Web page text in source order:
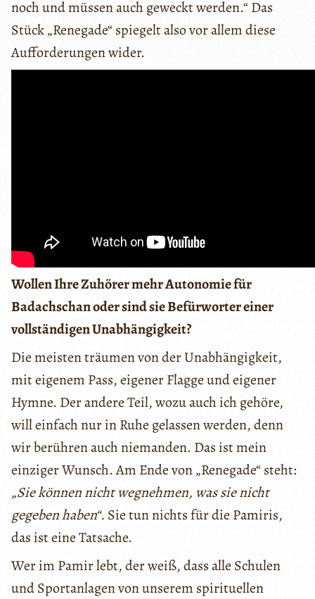
noch und müssen auch geweckt werden.“ Das
Stück „Renegade“ spiegelt also vor allem diese
Aufforderungen wider.
Wollen Ihre Zuhörer mehr Autonomie für
Badachschan oder sind sie Befürworter einer
vollständigen Unabhängigkeit?
Die meisten träumen von der Unabhängigkeit,
mit eigenem Pass, eigener Flagge und eigener
Hymne. Der andere Teil, wozu auch ich gehöre,
will einfach nur in Ruhe gelassen werden, denn
wir berühren auch niemanden. Das ist mein
einziger Wunsch. Am Ende von „Renegade“ steht:
„Sie können nicht wegnehmen, wassie nicht
gegeben haben“. Sie tun nichts für die Pamiris,
das ist eine Tatsache.
Wer im Pamir lebt, der weiß, dass alle Schulen
und Sportanlagen von unserem spirituellen